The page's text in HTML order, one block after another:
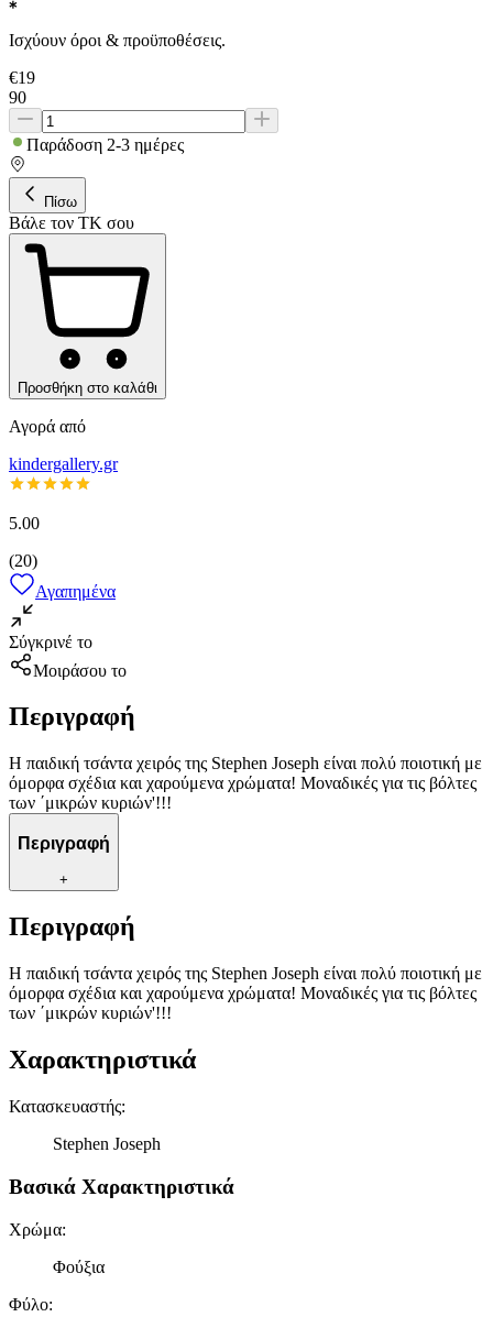
Ισχύουν όροι & προϋποθέσεις.
€19
90
Παράδοση 2-3 ημέρες
Πίσω
Βάλε τον ΤΚ σου
Προσθήκη στο καλάθι
Αγορά από
kindergallery.gr
5.00
(20)
Αγαπημένα
Σύγκρινέ το
Μοιράσου το
Περιγραφή
Η παιδική τσάντα χειρός της Stephen Joseph είναι πολύ ποιοτική με
όμορφα σχέδια και χαρούμενα χρώματα! Μοναδικές για τις βόλτες
των ΄μικρών κυριών'!!!
Περιγραφή
+
Περιγραφή
Η παιδική τσάντα χειρός της Stephen Joseph είναι πολύ ποιοτική με
όμορφα σχέδια και χαρούμενα χρώματα! Μοναδικές για τις βόλτες
των ΄μικρών κυριών'!!!
Χαρακτηριστικά
Κατασκευαστής:
Stephen Joseph
Βασικά Χαρακτηριστικά
Χρώμα:
Φούξια
Φύλο: